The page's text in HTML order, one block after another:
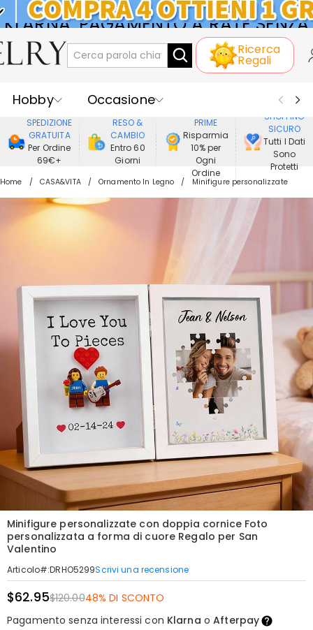
KLARNA: PAGAMENTO A RATE SENZA
INTERESSI
Ricerca
Regali
Hobby
Occasione
Ricevente
Best Seller
Nuovi
Gioielli
Casa&Vita
Abbigliamento
SPEDIZIONE
GRATUITA
Per Ordine
69€+
RESO &
CAMBIO
Entro 60
Giorni
PRIME
Risparmia
10% per
Ogni
Ordine
SHOPPING
SICURO
Tutti I Dati
Sono
Protetti
Home CASA&VITA Ornamento In Legno Minifigure personalizzate
Minifigure personalizzate con doppia cornice Foto
personalizzata a forma di cuore Regalo per San
Valentino
Articolo#:DRHO5299Scrivi una recensione
$62.95$120.0048% DI SCONTO
Pagamento senza interessi con Klarna oAfterpay